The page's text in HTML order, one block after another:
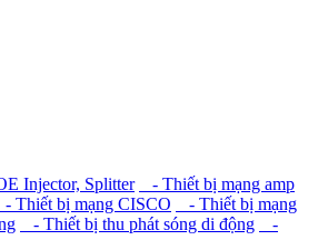
Injector, Splitter
- Thiết bị mạng amp
- Thiết bị mạng CISCO
- Thiết bị mạng
- Thiết bị thu phát sóng di động
-